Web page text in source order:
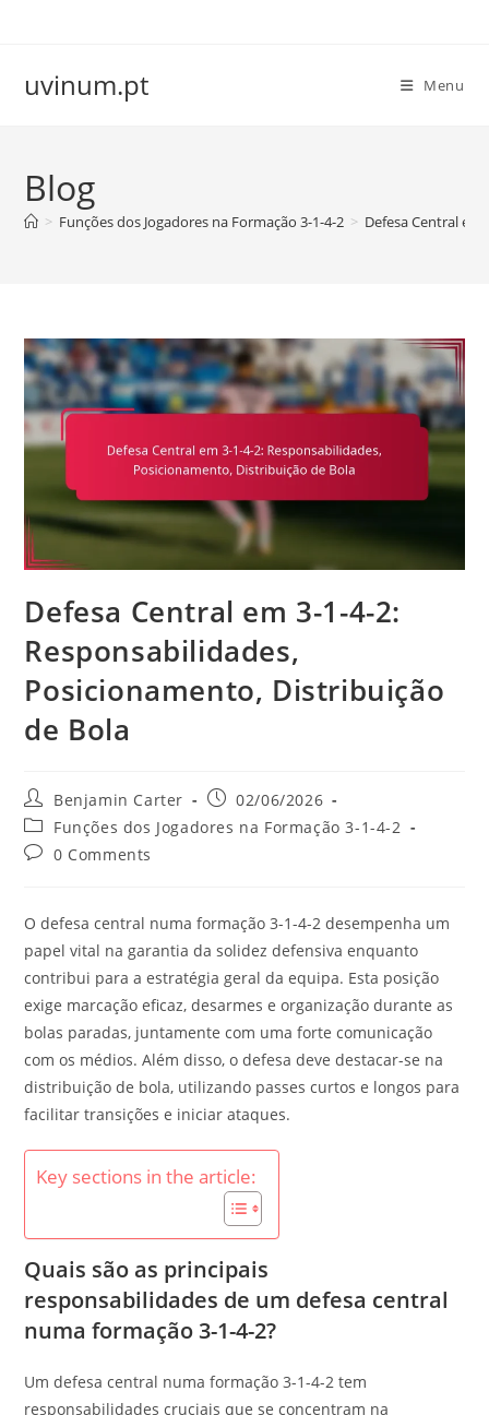
uvinum.pt Menu
Blog
> Funções dos Jogadores na Formação 3-1-4-2 > Defesa Central
Defesa Central em 3-1-4-2:
Responsabilidades,
Posicionamento, Distribuição
de Bola
Post
author:
Benjamin Carter
Post
published:
02/06/2026
Post
category:
Funções dos Jogadores na Formação 3-1-4-2
Post0 Comments
O defesa central numa formação 3-1-4-2 desempenha um
papel vital na garantia da solidez defensiva enquanto
contribui para a estratégia geral da equipa. Esta posição
exige marcação eficaz, desarmes e organização durante as
bolas paradas, juntamente com uma forte comunicação
com os médios. Além disso, o defesa deve destacar-se na
distribuição de bola, utilizando passes curtos e longos para
facilitar transições e iniciar ataques.
Key sections in the article:
Quais são as principais
responsabilidades de um defesa central
numa formação 3-1-4-2?
Um defesa central numa formação 3-1-4-2 tem
responsabilidades cruciais que se concentram na